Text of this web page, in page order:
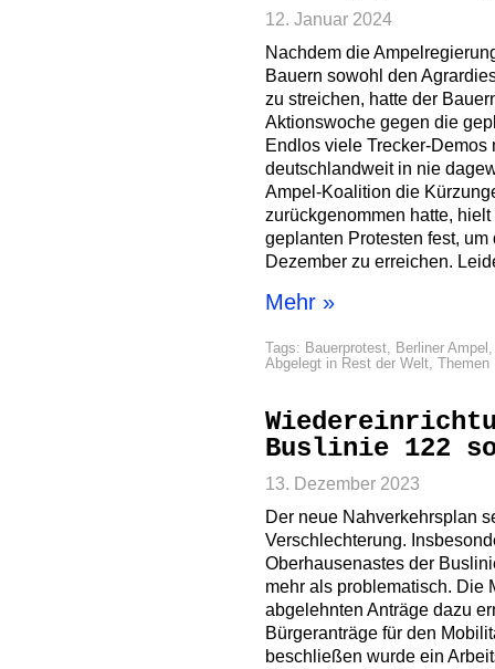
12. Januar 2024
Nachdem die
Bauern sowohl den
zu streichen, hatte der
Aktionswoche gegen die
Endlos viele Trecker-
deutschlandweit in nie
Ampel-Koalition die
zurückgenommen hatte,
geplanten Protesten fest,
Dezember zu erreichen.
Mehr »
Tags: Bauerprotest, Berliner Ampel
Abgelegt in Rest der Welt, Themen
Buslinie 122
13. Dezember 2023
Der neue Nahverkehrsplan
Verschlechterung.
Oberhausenastes der
mehr als problematisch. Die
abgelehnten Anträge dazu
Bürgeranträge für den
beschließen wurde ein